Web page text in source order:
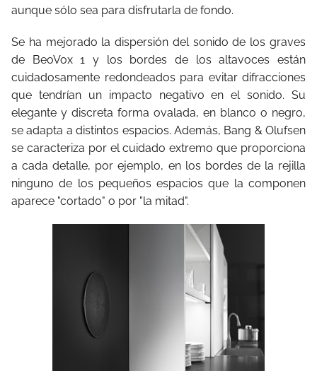
aunque sólo sea para disfrutarla de fondo.
Se ha mejorado la dispersión del sonido de los graves
de BeoVox 1 y los bordes de los altavoces están
cuidadosamente redondeados para evitar difracciones
que tendrían un impacto negativo en el sonido. Su
elegante y discreta forma ovalada, en blanco o negro,
se adapta a distintos espacios. Además, Bang & Olufsen
se caracteriza por el cuidado extremo que proporciona
a cada detalle, por ejemplo, en los bordes de la rejilla
ninguno de los pequeños espacios que la componen
aparece "cortado" o por "la mitad".